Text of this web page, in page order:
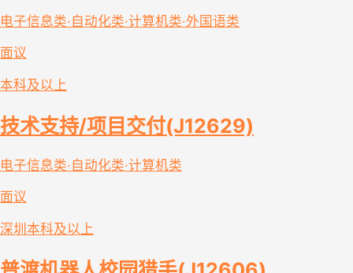
电子信息类·自动化类·计算机类·外国语类
面议
本科及以上
技术支持/项目交付(J12629)
电子信息类·自动化类·计算机类
面议
深圳 本科及以上